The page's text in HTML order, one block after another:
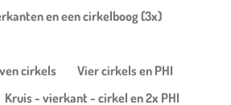
en een cirkelboog (3x)
cirkels
Vier cirkels en PHI
Kruis - vierkant - cirkel en 2x PHI